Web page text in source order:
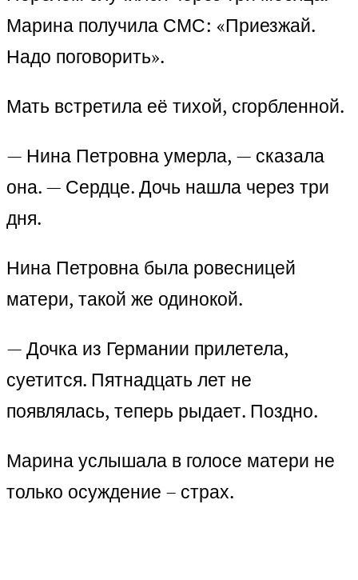
Марина получила СМС: «Приезжай.
Надо поговорить».
Мать встретила её тихой, сгорбленной.
— Нина Петровна умерла, — сказала
она. — Сердце. Дочь нашла через три
дня.
Нина Петровна была ровесницей
матери, такой же одинокой.
— Дочка из Германии прилетела,
суетится. Пятнадцать лет не
появлялась, теперь рыдает. Поздно.
Марина услышала в голосе матери не
только осуждение – страх.